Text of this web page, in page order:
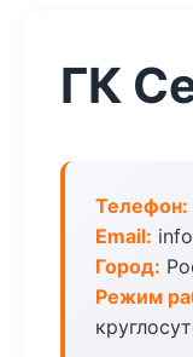
ГК
Телефон:
Email:
Город:
Режим